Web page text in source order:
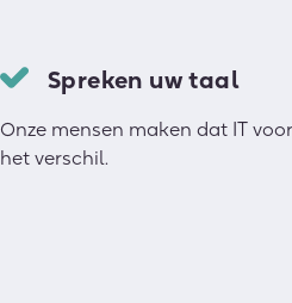
Spreken uw taal
Onze mensen maken dat IT
het verschil.